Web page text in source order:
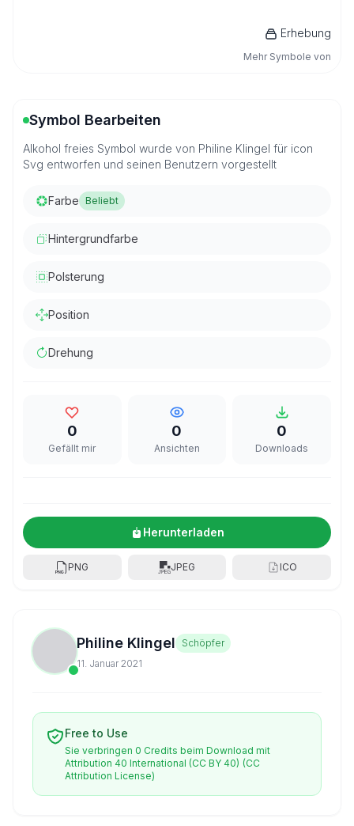
Erhebung
Mehr Symbole von
Symbol Bearbeiten
Alkohol freies Symbol wurde von Philine Klingel für icon
Svg entworfen und seinen Benutzern vorgestellt
Farbe Beliebt
Hintergrundfarbe
Polsterung
Position
Drehung
0
Gefällt mir
0
Ansichten
0
Downloads
Herunterladen
PNG JPEG ICO
Philine Klingel
Schöpfer
11. Januar 2021
Free to Use
Sie verbringen 0 Credits beim Download mit
Attribution 40 International (CC BY 40) (CC
Attribution License)